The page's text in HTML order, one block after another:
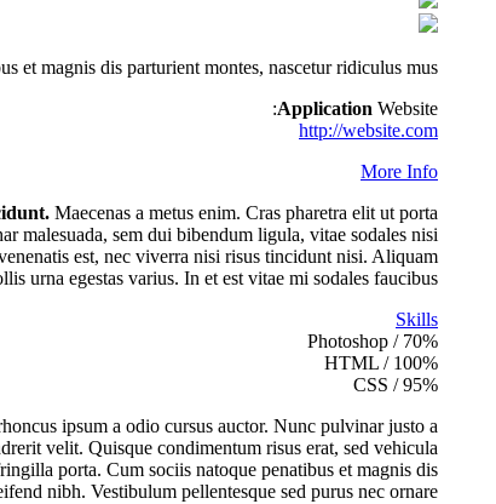
et magnis dis parturient montes, nascetur ridiculus mus.
Application Website:
http://website.com
More Info
Maecenas a metus enim. Cras pharetra elit ut porta
malesuada, sem dui bibendum ligula, vitae sodales nisi
est, nec viverra nisi risus tincidunt nisi. Aliquam
urna egestas varius. In et est vitae mi sodales faucibus.
Skills
Photoshop / 70%
HTML / 100%
CSS / 95%
ipsum a odio cursus auctor. Nunc pulvinar justo a
velit. Quisque condimentum risus erat, sed vehicula
porta. Cum sociis natoque penatibus et magnis dis
nibh. Vestibulum pellentesque sed purus nec ornare.